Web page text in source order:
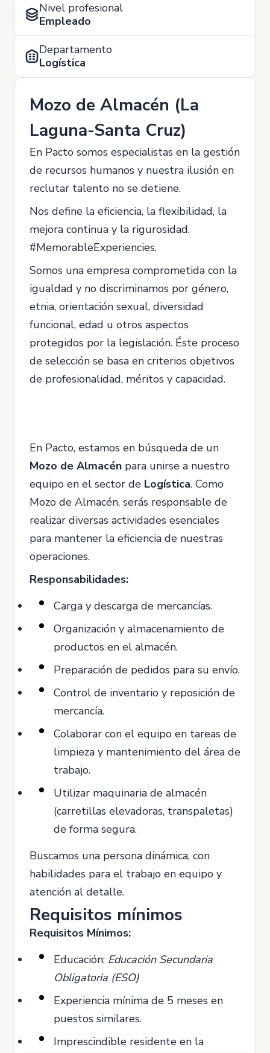
Nivel profesional
Empleado
Departamento
Logística
Mozo de Almacén (La
Laguna-Santa Cruz)
En Pacto somos especialistas en la gestión
de recursos humanos y nuestra ilusión en
reclutar talento no se detiene.
Nos define la eficiencia, la flexibilidad, la
mejora continua y la rigurosidad.
#MemorableExperiencies.
Somos una empresa comprometida con la
igualdad y no discriminamos por género,
etnia, orientación sexual, diversidad
funcional, edad u otros aspectos
protegidos por la legislación. Éste proceso
de selección se basa en criterios objetivos
de profesionalidad, méritos y capacidad.
En Pacto, estamos en búsqueda de un
Mozo de Almacén para unirse a nuestro
equipo en el sector de Logística. Como
Mozo de Almacén, serás responsable de
realizar diversas actividades esenciales
para mantener la eficiencia de nuestras
operaciones.
Responsabilidades:
Carga y descarga de mercancías.
Organización y almacenamiento de
productos en el almacén.
Preparación de pedidos para su envío.
Control de inventario y reposición de
mercancía.
Colaborar con el equipo en tareas de
limpieza y mantenimiento del área de
trabajo.
Utilizar maquinaria de almacén
(carretillas elevadoras, transpaletas)
de forma segura.
Buscamos una persona dinámica, con
habilidades para el trabajo en equipo y
atención al detalle.
Requisitos mínimos
Requisitos Mínimos:
Educación: Educación Secundaria
Obligatoria (ESO)
Experiencia mínima de 5 meses en
puestos similares.
Imprescindible residente en la